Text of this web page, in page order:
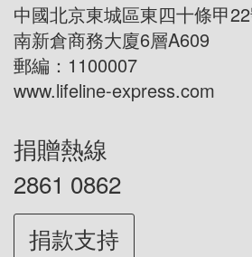
中國北京東城區東四十條甲
南新倉商務大廈6層A609
郵編：1100007
www.lifeline-express.com
捐贈熱線
2861 0862
捐款支持